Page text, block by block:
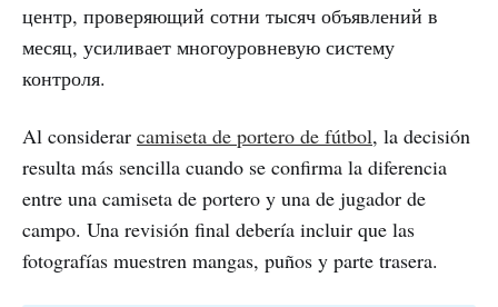
центр, проверяющий сотни тысяч объявлений в
месяц, усиливает многоуровневую систему
контроля.
Al considerar camiseta de portero de fútbol, la decisión
resulta más sencilla cuando se confirma la diferencia
entre una camiseta de portero y una de jugador de
campo. Una revisión final debería incluir que las
fotografías muestren mangas, puños y parte trasera.